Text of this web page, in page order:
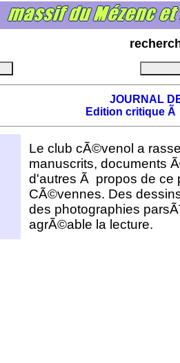
JOURNAL
Edition critique
Le club cÃ©venol a
manuscrits, documents
d'autres Ã propos de ce
CÃ©vennes. Des
des photographies
agrÃ©able la lecture.